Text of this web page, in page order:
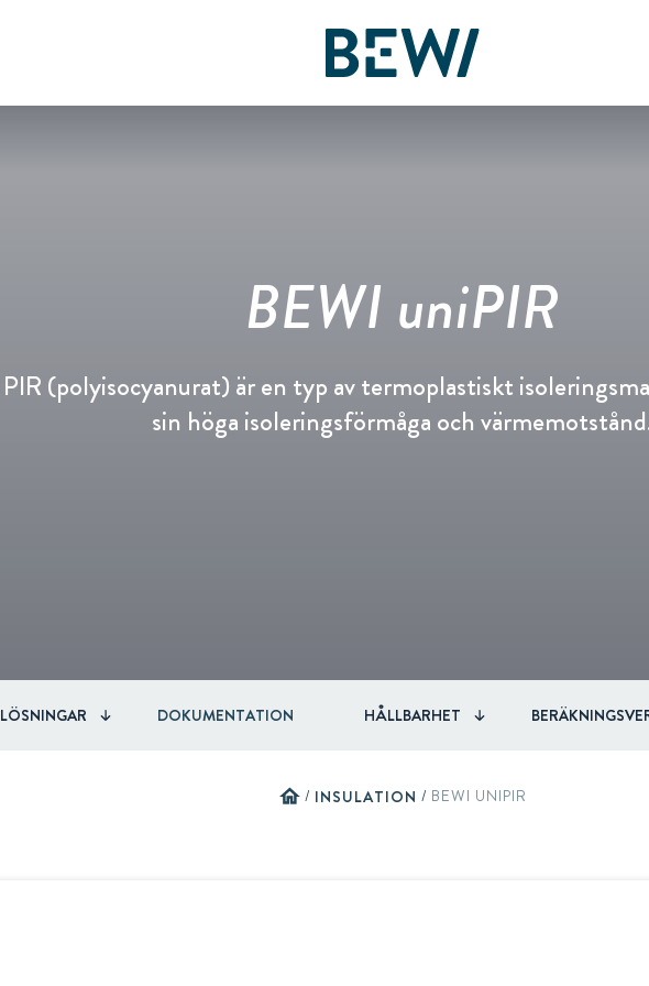
UPPTÄCK BEWI
Insulation & Construction
Packaging
Rapporter & Presentationer
Finansiering
Bolagsstyrning
Pressmeddelanden
Pressbilder
Compliance
Board & Management
BEWI uniPIR
PIR (polyisocyanurat) är en typ av termoplastiskt
sin höga isoleringsförmåga och
LÖSNINGAR DOKUMENTATION HÅLLBARHET
home / INSULATION / BEWI UNIPIR